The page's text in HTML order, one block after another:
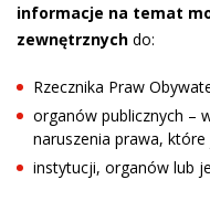
informacje na temat
zewnętrznych do:
Rzecznika Praw
organów publicznych –
naruszenia prawa,
instytucji, organów lub